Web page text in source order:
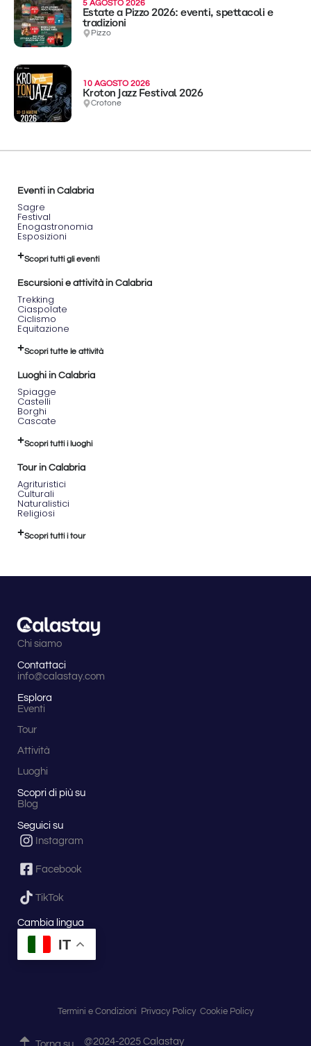
5 AGOSTO 2026
Estate a Pizzo 2026: eventi, spettacoli e
tradizioni
Pizzo
10 AGOSTO 2026
Kroton Jazz Festival 2026
Crotone
Eventi in Calabria
Sagre
Festival
Enogastronomia
Esposizioni
Scopri tutti gli eventi
Escursioni e attività in Calabria
Trekking
Ciaspolate
Ciclismo
Equitazione
Scopri tutte le attività
Luoghi in Calabria
Spiagge
Castelli
Borghi
Cascate
Scopri tutti i luoghi
Tour in Calabria
Agrituristici
Culturali
Naturalistici
Religiosi
Scopri tutti i tour
Chi siamo
Contattaci
info@calastay.com
Esplora
Eventi
Tour
Attività
Luoghi
Scopri di più su
Blog
Seguici su
Instagram
Facebook
TikTok
Cambia lingua
IT
Termini e Condizioni Privacy Policy Cookie Policy
@2024-2025 Calastay